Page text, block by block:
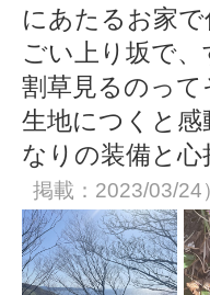
にあたるお家
ごい上り坂で
割草見るのっ
生地につくと
なりの装備と
掲載：2023/03/24